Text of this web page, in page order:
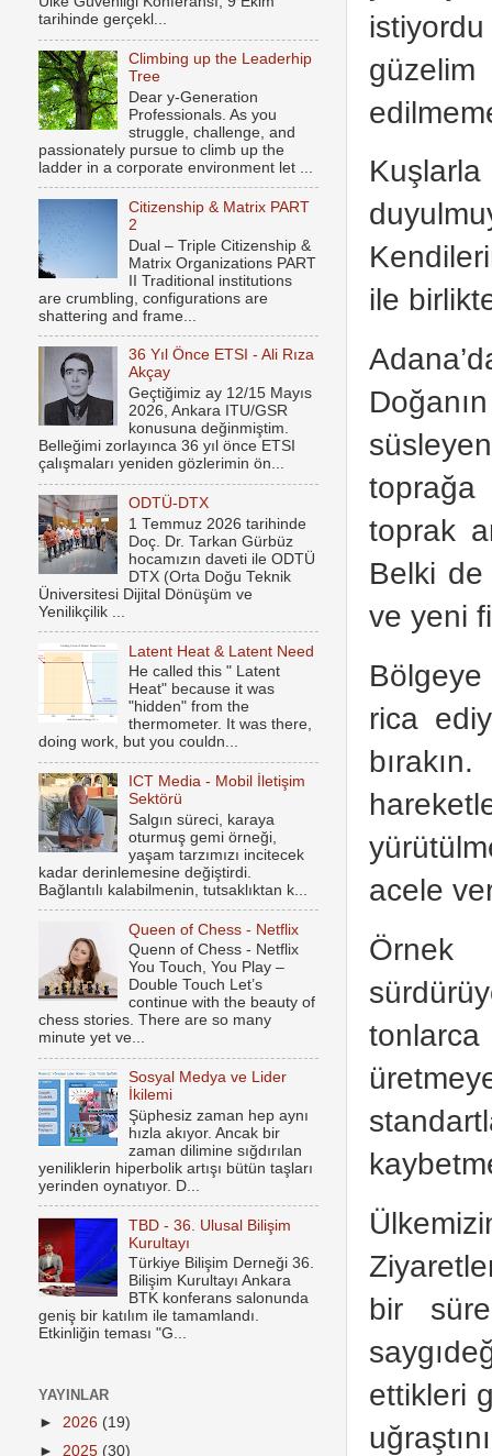
ile
toprağa
toprak
Belki de
ve yeni
Bölgeye
rica
acele
Örnek
tonlarca
bir
ettikleri
tarihinde gerçekl...
Climbing up the Leaderhip
Tree
Dear y-Generation
Professionals. As you
struggle, challenge, and
passionately pursue to climb up the
ladder in a corporate environment let ...
Citizenship & Matrix PART
2
Dual – Triple Citizenship &
Matrix Organizations PART
II Traditional institutions
are crumbling, configurations are
shattering and frame...
36 Yıl Önce ETSI - Ali Rıza
Akçay
Geçtiğimiz ay 12/15 Mayıs
2026, Ankara ITU/GSR
konusuna değinmiştim.
Belleğimi zorlayınca 36 yıl önce ETSI
çalışmaları yeniden gözlerimin ön...
ODTÜ-DTX
1 Temmuz 2026 tarihinde
Doç. Dr. Tarkan Gürbüz
hocamızın daveti ile ODTÜ
DTX (Orta Doğu Teknik
Üniversitesi Dijital Dönüşüm ve
Yenilikçilik ...
Latent Heat & Latent Need
He called this " Latent
Heat" because it was
"hidden" from the
thermometer. It was there,
doing work, but you couldn...
ICT Media - Mobil İletişim
Sektörü
Salgın süreci, karaya
oturmuş gemi örneği,
yaşam tarzımızı incitecek
kadar derinlemesine değiştirdi.
Bağlantılı kalabilmenin, tutsaklıktan k...
Queen of Chess - Netflix
Quenn of Chess - Netflix
You Touch, You Play –
Double Touch Let’s
continue with the beauty of
chess stories. There are so many
minute yet ve...
Sosyal Medya ve Lider
İkilemi
Şüphesiz zaman hep aynı
hızla akıyor. Ancak bir
zaman dilimine sığdırılan
yeniliklerin hiperbolik artışı bütün taşları
yerinden oynatıyor. D...
TBD - 36. Ulusal Bilişim
Kurultayı
Türkiye Bilişim Derneği 36.
Bilişim Kurultayı Ankara
BTK konferans salonunda
geniş bir katılım ile tamamlandı.
Etkinliğin teması "G...
YAYINLAR
► 2026 (19)
► 2025 (30)